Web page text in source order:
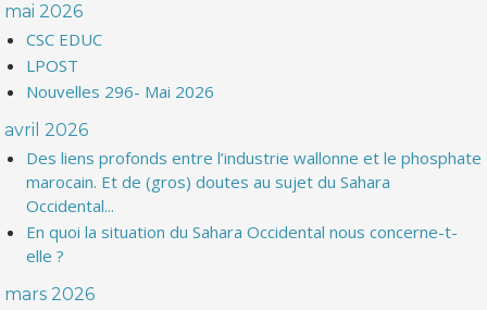
mai 2026
CSC EDUC
LPOST
Nouvelles 296- Mai 2026
avril 2026
Des liens profonds entre l’industrie wallonne et le phosphate
marocain. Et de (gros) doutes au sujet du Sahara
Occidental...
En quoi la situation du Sahara Occidental nous concerne-t-
elle ?
mars 2026